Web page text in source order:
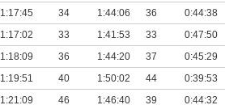
1:17:45 34 1:44:06 36 0:44:38
1:17:02 33 1:41:53 33 0:47:50
1:18:09 36 1:44:20 37 0:45:29
1:19:51 40 1:50:02 44 0:39:53
1:21:09 46 1:46:40 39 0:44:32